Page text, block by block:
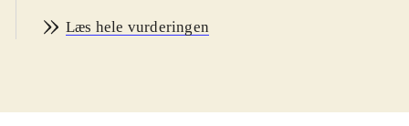
(primært "Dynasty Warriors 7") og
tusinder af fjender på store
Læs hele vurderingen